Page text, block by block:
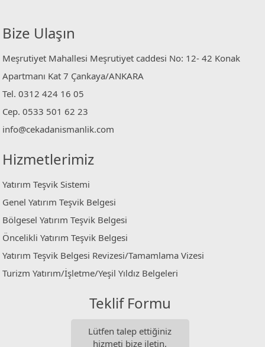
Bize Ulaşın
Meşrutiyet Mahallesi Meşrutiyet caddesi No: 12- 42 Konak
Apartmanı Kat 7 Çankaya/ANKARA
Tel. 0312 424 16 05
Cep. 0533 501 62 23
info@cekadanismanlik.com
Hizmetlerimiz
Yatırım Teşvik Sistemi
Genel Yatırım Teşvik Belgesi
Bölgesel Yatırım Teşvik Belgesi
Öncelikli Yatırım Teşvik Belgesi
Yatırım Teşvik Belgesi Revizesi/Tamamlama Vizesi
Turizm Yatırım/İşletme/Yeşil Yıldız Belgeleri
Teklif Formu
Lütfen talep ettiğiniz
hizmeti bize iletin.